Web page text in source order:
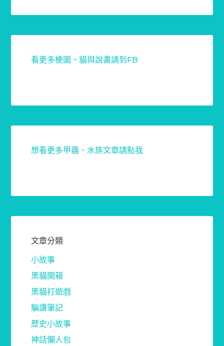
看更多梗圖、貓與說書請到FB
想看更多甲蟲、水族文章請點我
文章分類
小故事
黑貓開箱
黑貓打遊戲
騙讚筆記
歷史小故事
神話懶人包